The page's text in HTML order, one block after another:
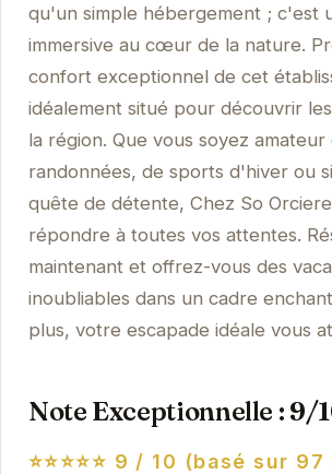
qu'un simple hébergement ; c'est
immersive au cœur de la nature.
confort exceptionnel de cet
idéalement situé pour découvrir
la région. Que vous soyez amateur
randonnées, de sports d'hiver ou
quête de détente, Chez So
répondre à toutes vos attentes.
maintenant et offrez-vous des
inoubliables dans un cadre
plus, votre escapade idéale vous
Note Exceptionnelle : 9/
⭐⭐⭐⭐⭐ 9 / 10 (basé sur 97